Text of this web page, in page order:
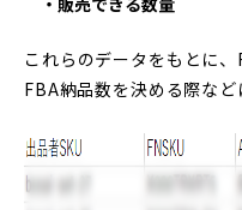
これらのデータをもとに
FBA納品数を決める際など